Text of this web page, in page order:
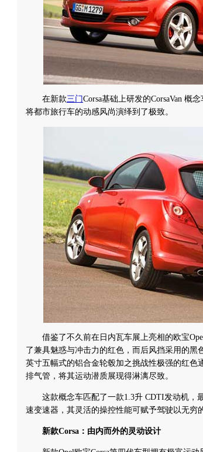
在新款三门Corsa基础上研发的CorsaVan 概
将都市旅行车的动感风尚演绎到了极致。
借鉴了不久前在日内瓦车展上亮相的欧宝Opel
了兼具魅惑与冲击力的红色，而后风挡采用的黑
英寸五幅式的铝合金轮毂加之挑战性极强的红色
排气管，将其运动潜质展现得淋漓尽致。
这款概念车匹配了一款1.3升 CDTI发动机，
速变速器，其灵活的操控性能可赋予驾驶以无穷
新款Corsa：由内而外的灵动设计